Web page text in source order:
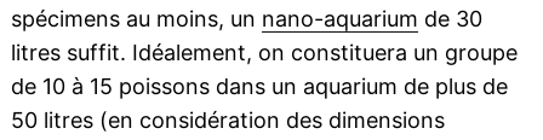
spécimens au moins, un nano-aquarium de 30
litres suffit. Idéalement, on constituera un groupe
de 10 à 15 poissons dans un aquarium de plus de
50 litres (en considération des dimensions